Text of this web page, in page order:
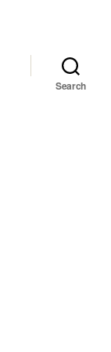
Search